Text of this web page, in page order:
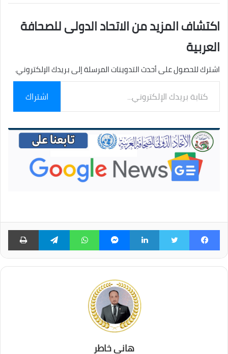
اكتشاف المزيد من الاتحاد الدولى للصحافة
العربية
اشترك للحصول على أحدث التدوينات المرسلة إلى بريدك الإلكتروني.
بريدك
الإلكتروني...
اشتراك
فيسبوك لينكدإن ماسنجر واتساب تيلقرام
هانى خاطر